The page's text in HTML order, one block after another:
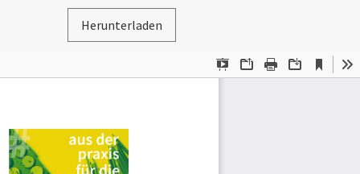
Herunterladen